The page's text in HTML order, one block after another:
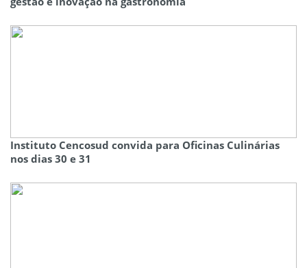
Instituto Cencosud convida para Oficinas Culinárias
nos dias 30 e 31